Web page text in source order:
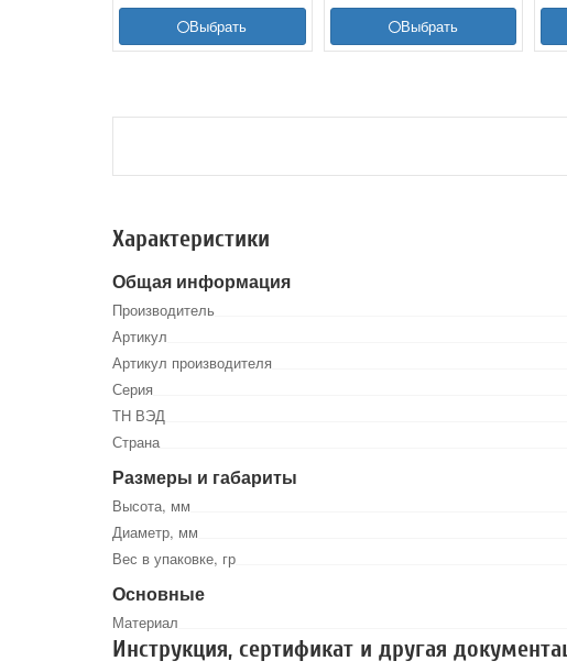
Выбрать Выбрать
Характеристики
Общая информация
Производитель
Артикул
Артикул производителя
Серия
ТН ВЭД
Страна
Размеры и габариты
Высота, мм
Диаметр, мм
Вес в упаковке, гр
Основные
Материал
Инструкция, сертификат и другая